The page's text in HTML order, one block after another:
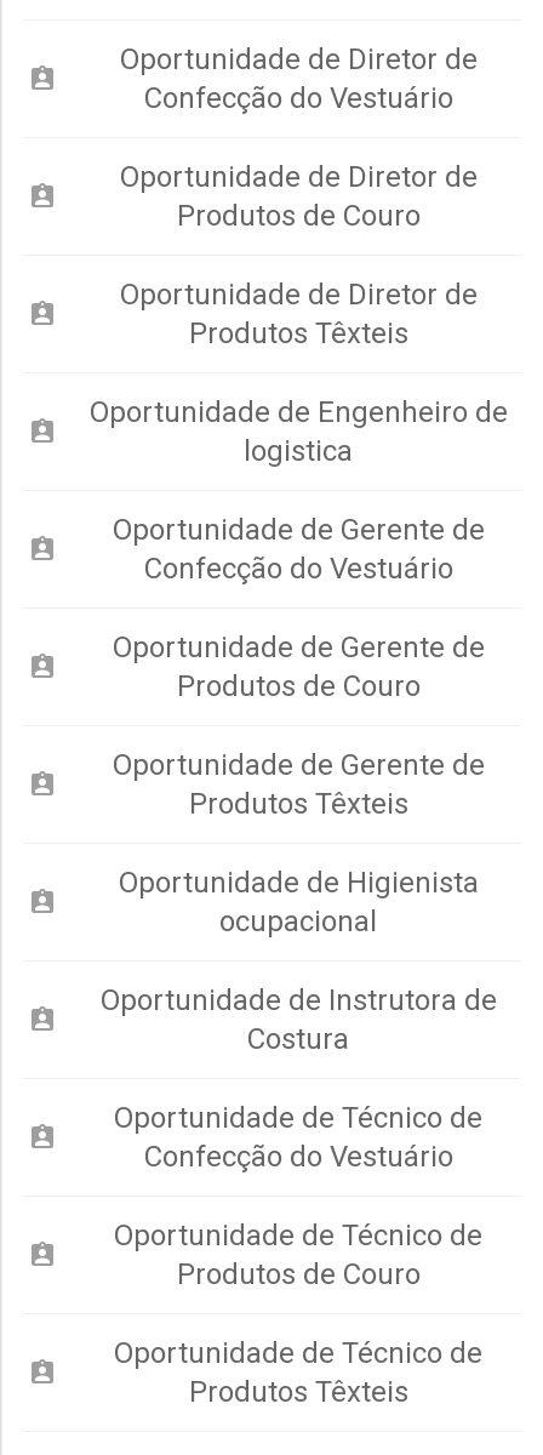
assignment_ind
Oportunidade de Diretor de
Confecção do Vestuário
assignment_ind
Oportunidade de Diretor de
Produtos de Couro
assignment_ind
Oportunidade de Diretor de
Produtos Têxteis
assignment_ind
Oportunidade de Engenheiro de
logistica
assignment_ind
Oportunidade de Gerente de
Confecção do Vestuário
assignment_ind
Oportunidade de Gerente de
Produtos de Couro
assignment_ind
Oportunidade de Gerente de
Produtos Têxteis
assignment_ind
Oportunidade de Higienista
ocupacional
assignment_ind
Oportunidade de Instrutora de
Costura
assignment_ind
Oportunidade de Técnico de
Confecção do Vestuário
assignment_ind
Oportunidade de Técnico de
Produtos de Couro
assignment_ind
Oportunidade de Técnico de
Produtos Têxteis